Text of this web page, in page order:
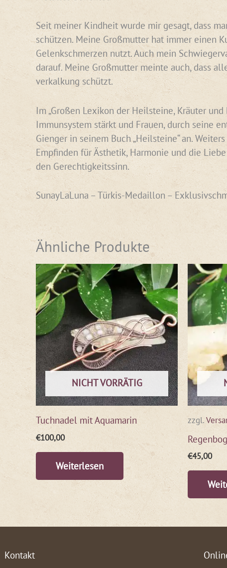
Seit meiner Kindheit wurde mir gesagt, dass
schützen. Meine Großmutter hat immer einen
Gelenkschmerzen nutzt. Auch mein
darauf. Meine Großmutter meinte auch, dass
verkalkung schützt.
Im „Großen Lexikon der Heilsteine, Kräuter
Immunsystem stärkt und Frauen, durch seine
Gienger in seinem Buch „Heilsteine“ an.
Empfinden für Ästhetik, Harmonie und die
den Gerechtigkeitssinn.
SunayLaLuna – Türkis-Medaillon –
Ähnliche Produkte
NICHT VORRÄTIG
Tuchnadel mit Aquamarin
€100,00
Weiterlesen
zzgl.
€45,00
Kontakt